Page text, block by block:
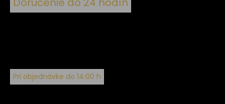
Pri objednávke do 14:00 h